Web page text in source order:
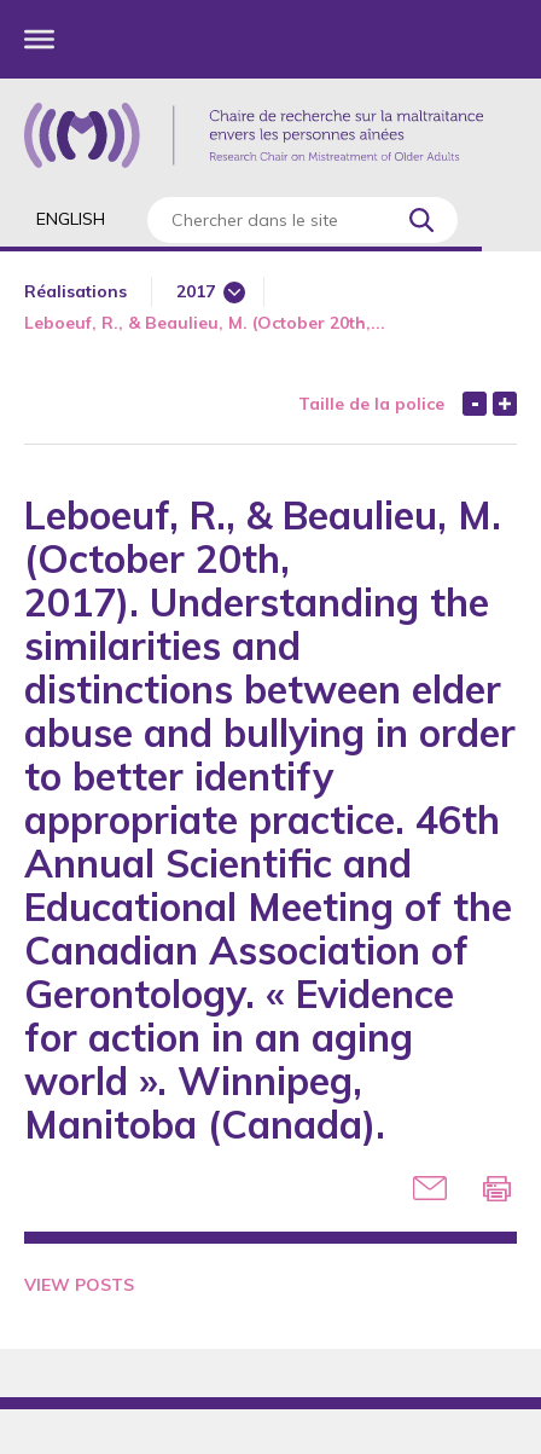
ENGLISH
Réalisations
2017
1985
1991
1994
1995
1996
1997
1998
1999
2000
2001
2002
2003
2004
2005
2006
Leboeuf, R., & Beaulieu, M. (October 20th,...
Taille de la police
Leboeuf, R., & Beaulieu, M.
(October 20th,
2017). Understanding the
similarities and
distinctions between elder
abuse and bullying in order
to better identify
appropriate practice. 46th
Annual Scientific and
Educational Meeting of the
Canadian Association of
Gerontology. « Evidence
for action in an aging
world ». Winnipeg,
Manitoba (Canada).
VIEW POSTS